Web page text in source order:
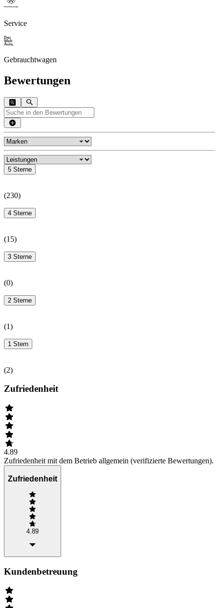
Service
Gebrauchtwagen
Bewertungen
5 Sterne
(230)
4 Sterne
(15)
3 Sterne
(0)
2 Sterne
(1)
1 Stern
(2)
Zufriedenheit
4.89
Zufriedenheit mit dem Betrieb allgemein (verifizierte Bewertungen).
Zufriedenheit
4.89
Kundenbetreuung